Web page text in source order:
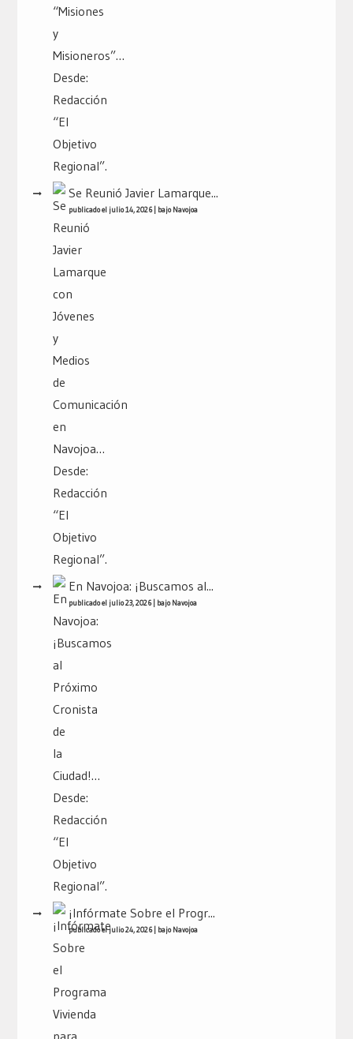
Se Reunió Javier Lamarque...
publicado el julio 14, 2026| bajoNavojoa
En Navojoa: ¡Buscamos al...
publicado el julio 23, 2026| bajoNavojoa
¡Infórmate Sobre el Progr...
publicado el julio 24, 2026| bajoNavojoa